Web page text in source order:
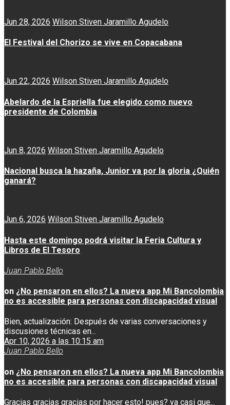
Jun 28, 2026 Wilson Stiven Jaramillo Agudelo
El Festival del Chorizo se vive en Copacabana
Jun 22, 2026 Wilson Stiven Jaramillo Agudelo
Abelardo de la Espriella fue elegido como nuevo
presidente de Colombia
Jun 8, 2026 Wilson Stiven Jaramillo Agudelo
Nacional busca la hazaña, Junior va por la gloria ¿Quién
ganará?
Jun 6, 2026 Wilson Stiven Jaramillo Agudelo
Hasta este domingo podrá visitar la Feria Cultura y
Libros de El Tesoro
Juan Pablo Bello
on ¿No pensaron en ellos? La nueva app Mi Bancolombia
no es accesible para personas con discapacidad visual
Bien, actualización: Después de varias conversaciones y
discusiones técnicas en...
Apr 10, 2026 a las 10:15 am
Juan Pablo Bello
on ¿No pensaron en ellos? La nueva app Mi Bancolombia
no es accesible para personas con discapacidad visual
Gracias gracias gracias por hacer esto! pues? ya casi que...